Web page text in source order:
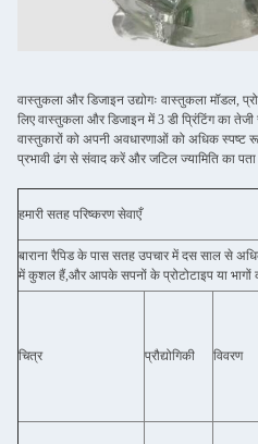
वास्तुकला और डिजाइन उद्योगः वास्तुकला मॉडल,
लिए वास्तुकला और डिजाइन में 3 डी प्रिंटिंग का
वास्तुकारों को अपनी अवधारणाओं को अधिक स्पष्ट
प्रभावी ढंग से संवाद करें और जटिल ज्यामिति का पता
हमारी सतह परिष्करण सेवाएँ
बाराना रैपिड के पास सतह उपचार में दस साल से
में कुशल हैं,और आपके सपनों के प्रोटोटाइप या भागों
चित्र प्रौद्योगिकी विवरण